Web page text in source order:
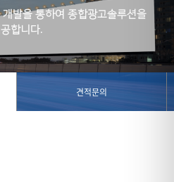
발을 통하여 종합광고솔루션을
합니다.
견적문의